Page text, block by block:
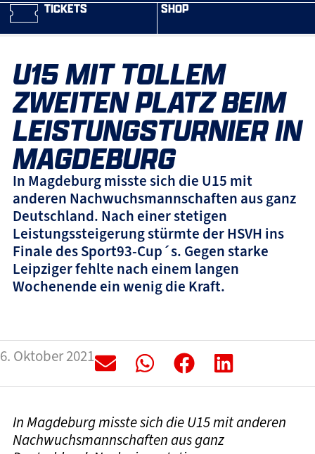
TICKETS SHOP
U15 MIT TOLLEM
ZWEITEN PLATZ BEIM
LEISTUNGSTURNIER IN
MAGDEBURG
In Magdeburg misste sich die U15 mit
anderen Nachwuchsmannschaften aus ganz
Deutschland. Nach einer stetigen
Leistungssteigerung stürmte der HSVH ins
Finale des Sport93-Cup´s. Gegen starke
Leipziger fehlte nach einem langen
Wochenende ein wenig die Kraft.
6. Oktober 2021
In Magdeburg misste sich die U15 mit anderen
Nachwuchsmannschaften aus ganz